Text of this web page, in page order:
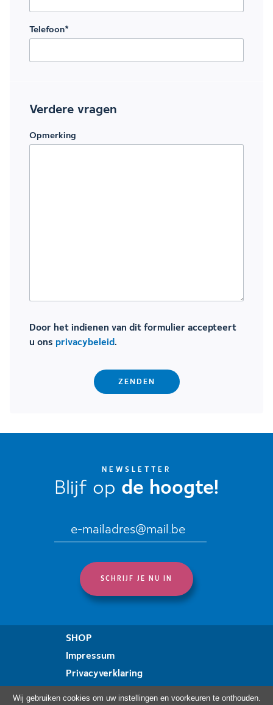
Telefoon*
Verdere vragen
Opmerking
Door het indienen van dit formulier accepteert
u ons privacybeleid.
NEWSLETTER
Blijf op de hoogte!
SHOP
Impressum
Privacyverklaring
Wij gebruiken cookies om uw instellingen en voorkeuren te onthouden.